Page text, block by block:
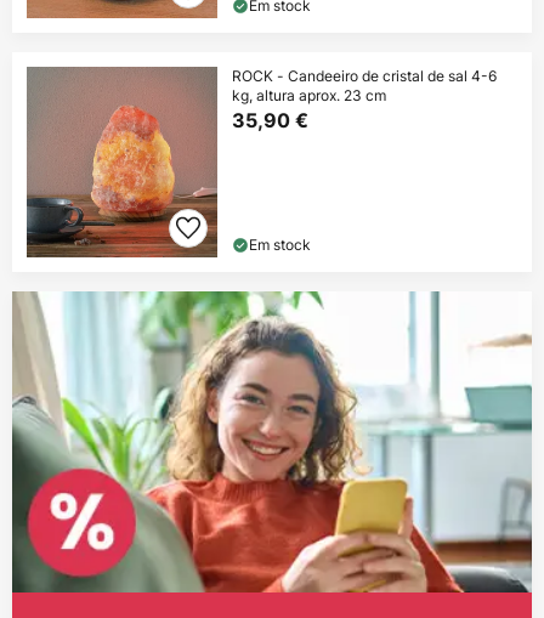
Em stock
ROCK - Candeeiro de cristal de sal 4-6
kg, altura aprox. 23 cm
35,90 €
Em stock